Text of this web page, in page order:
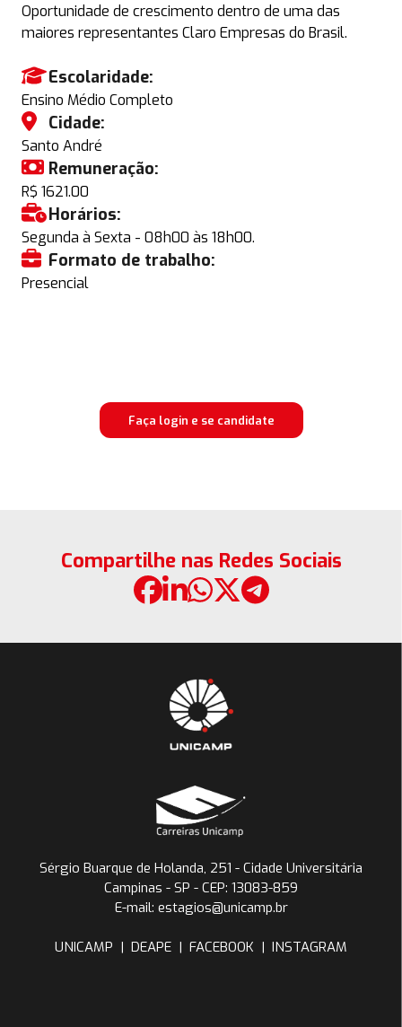
Oportunidade de crescimento dentro de uma das
maiores representantes Claro Empresas do Brasil.
Escolaridade:
Ensino Médio Completo
Cidade:
Santo André
Remuneração:
R$ 1621.00
Horários:
Segunda à Sexta - 08h00 às 18h00.
Formato de trabalho:
Presencial
Faça login e se candidate
Compartilhe nas Redes Sociais
Sérgio Buarque de Holanda, 251 - Cidade Universitária
Campinas - SP - CEP: 13083-859
E-mail: estagios@unicamp.br
UNICAMP | DEAPE | FACEBOOK | INSTAGRAM